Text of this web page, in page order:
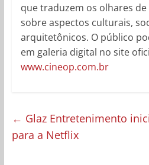
que traduzem os olhares
sobre aspectos culturais,
arquitetônicos. O público
em galeria digital no site
www.cineop.com.br
← Glaz Entretenimento
para a Netflix